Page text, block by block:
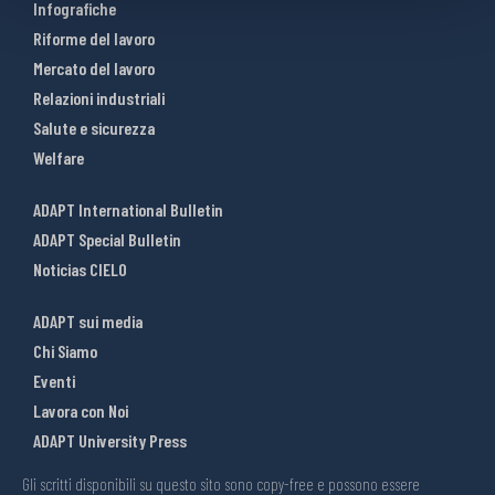
Infografiche
Riforme del lavoro
Mercato del lavoro
Relazioni industriali
Salute e sicurezza
Welfare
ADAPT International Bulletin
ADAPT Special Bulletin
Noticias CIELO
ADAPT sui media
Chi Siamo
Eventi
Lavora con Noi
ADAPT University Press
Gli scritti disponibili su questo sito sono copy-free e possono essere